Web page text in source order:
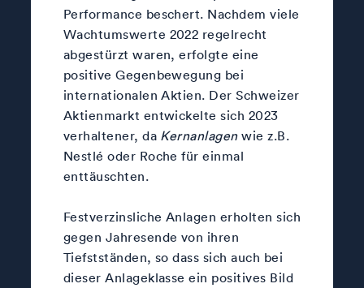
Performance beschert. Nachdem viele
Wachtumswerte 2022 regelrecht
abgestürzt waren, erfolgte eine
positive Gegenbewegung bei
internationalen Aktien. Der Schweizer
Aktienmarkt entwickelte sich 2023
verhaltener, da Kernanlagenwie z.B.
Nestlé oder Roche für einmal
enttäuschten.
Festverzinsliche Anlagen erholten sich
gegen Jahresende von ihren
Tiefstständen, so dass sich auch bei
dieser Anlageklasse ein positives Bild